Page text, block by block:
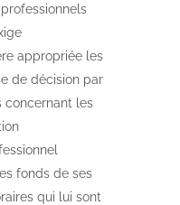
appropriée les
de décision par
concernant les
fonds de ses
qui lui sont